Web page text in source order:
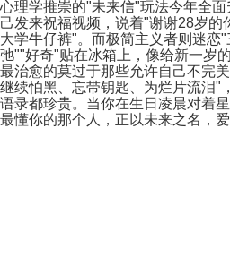
心理学推崇的"未来信"玩法今年全
己发来祝福视频，说着"谢谢28岁的
大学牛仔裤"。而极简主义者则迷
弛""好奇"贴在冰箱上，像给新一岁
最治愈的莫过于那些允许自己不完
继续怕黑、忘带钥匙、为烂片流泪"
语录都珍贵。当你在生日凌晨对着
最懂你的那个人，正以未来之名，